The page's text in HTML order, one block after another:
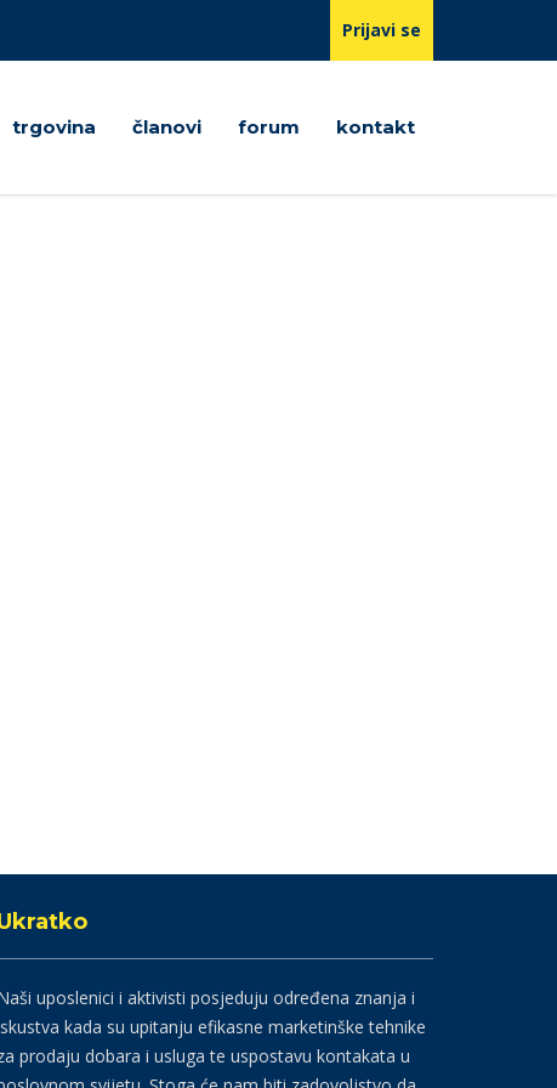
Prijavi se
trgovina članovi forum kontakt
uposlenici i aktivisti posjeduju određena znanja i
kada su upitanju efikasne marketinške tehnike
prodaju dobara i usluga te uspostavu kontakata u